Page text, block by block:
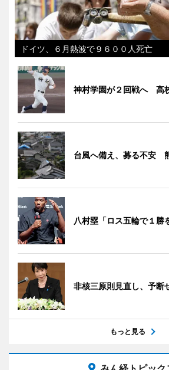
ドイツ、６月熱波で９６００人死亡
神村学園が２回戦へ 高
台風へ備え、募る不安
八村塁「ロス五輪で１勝
非核三原則見直し、予断
もっと見る